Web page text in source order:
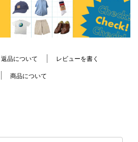
返品について レビューを書く
商品について